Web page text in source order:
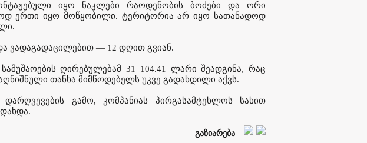
იყო ნაკლები რაოდენობის ბოძები და ორი
ერთი იყო მოწყობილი. ტერიტორია არ იყო სათანადოდ
ვადაგადაცილებით — 12 დღით გვიან.
ღირებულებამ 31 104.41 ლარი შეადგინა, რაც
თანხა მიმწოდებელს უკვე გადახდილი აქვს.
გამო, კომპანიას პირგასამტეხლოს სახით
გაზიარება